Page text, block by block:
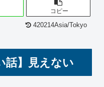
コピー
420214Asia/Tokyo
話】見えない